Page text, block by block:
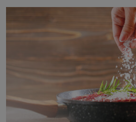
židovské kultury ŠTETL FEST
nejsou jednoduché. Místa,
rodinných vyprávění, už dávno